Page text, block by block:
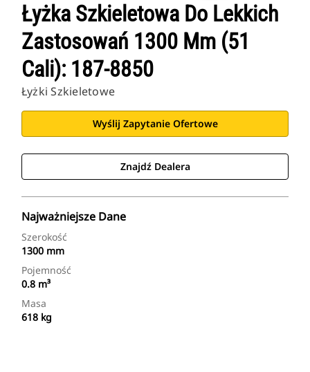
Łyżka Szkieletowa Do Lekkich
Zastosowań 1300 Mm (51
Cali): 187-8850
Łyżki Szkieletowe
Wyślij Zapytanie Ofertowe
Znajdź Dealera
Najważniejsze Dane
Szerokość
1300 mm
Pojemność
0.8 m³
Masa
618 kg